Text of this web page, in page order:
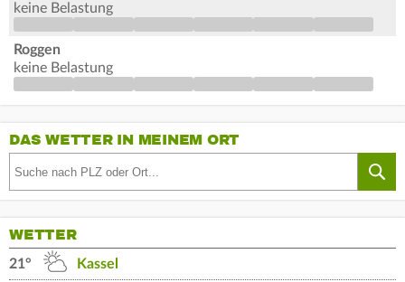
keine Belastung
Roggen
keine Belastung
DAS WETTER IN MEINEM ORT
WETTER
21° Kassel